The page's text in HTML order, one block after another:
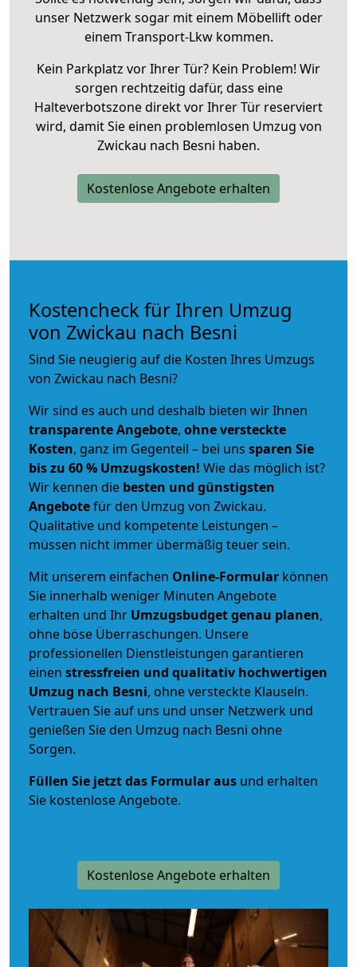
unser Netzwerk sogar mit einem Möbellift oder
einem Transport-Lkw kommen.
Kein Parkplatz vor Ihrer Tür? Kein Problem! Wir
sorgen rechtzeitig dafür, dass eine
Halteverbotszone direkt vor Ihrer Tür reserviert
wird, damit Sie einen problemlosen Umzug von
Zwickau nach Besni haben.
Kostenlose Angebote erhalten
Kostencheck für Ihren Umzug
von Zwickau nach Besni
Sind Sie neugierig auf die Kosten Ihres Umzugs
von Zwickau nach Besni?
Wir sind es auch und deshalb bieten wir Ihnen
transparente Angebote, ohne versteckte
Kosten, ganz im Gegenteil – bei uns sparen Sie
bis zu 60 % Umzugskosten! Wie das möglich ist?
Wir kennen die besten und günstigsten
Angebotefür den Umzug von Zwickau.
Qualitative und kompetente Leistungen –
müssen nicht immer übermäßig teuer sein.
Mit unserem einfachen Online-Formular können
Sie innerhalb weniger Minuten Angebote
erhalten und Ihr Umzugsbudgetgenau planen,
ohne böse Überraschungen. Unsere
professionellen Dienstleistungen garantieren
einen stressfreien und qualitativ hochwertigen
Umzug nach Besni, ohne versteckte Klauseln.
Vertrauen Sie auf uns und unser Netzwerk und
genießen Sie den Umzug nach Besni ohne
Sorgen.
Füllen Sie jetzt das Formular aus und erhalten
Sie kostenlose Angebote.
Kostenlose Angebote erhalten